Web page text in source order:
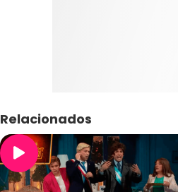
Relacionados